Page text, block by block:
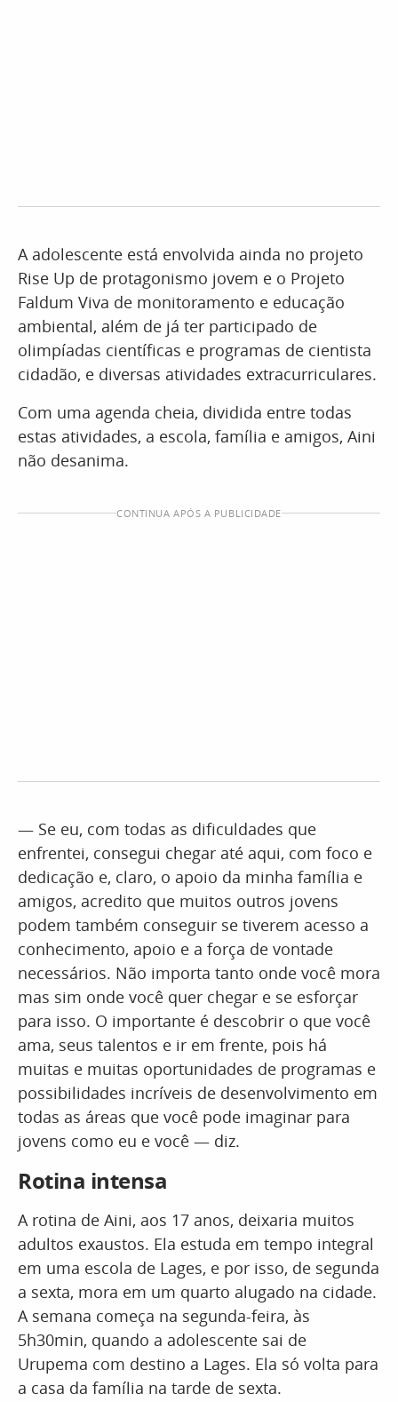
A adolescente está envolvida ainda no projeto
Rise Up de protagonismo jovem e o Projeto
Faldum Viva de monitoramento e educação
ambiental, além de já ter participado de
olimpíadas científicas e programas de cientista
cidadão, e diversas atividades extracurriculares.
Com uma agenda cheia, dividida entre todas
estas atividades, a escola, família e amigos, Aini
não desanima.
CONTINUA APÓS A PUBLICIDADE
— Se eu, com todas as dificuldades que
enfrentei, consegui chegar até aqui, com foco e
dedicação e, claro, o apoio da minha família e
amigos, acredito que muitos outros jovens
podem também conseguir se tiverem acesso a
conhecimento, apoio e a força de vontade
necessários. Não importa tanto onde você mora
mas sim onde você quer chegar e se esforçar
para isso. O importante é descobrir o que você
ama, seus talentos e ir em frente, pois há
muitas e muitas oportunidades de programas e
possibilidades incríveis de desenvolvimento em
todas as áreas que você pode imaginar para
jovens como eu e você — diz.
Rotina intensa
A rotina de Aini, aos 17 anos, deixaria muitos
adultos exaustos. Ela estuda em tempo integral
em uma escola de Lages, e por isso, de segunda
a sexta, mora em um quarto alugado na cidade.
A semana começa na segunda-feira, às
5h30min, quando a adolescente sai de
Urupema com destino a Lages. Ela só volta para
a casa da família na tarde de sexta.